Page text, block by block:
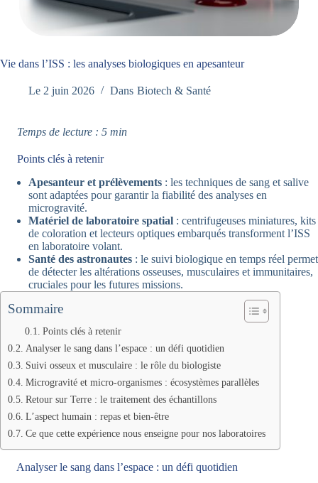
Vie dans l’ISS : les analyses biologiques en apesanteur
Le 2 juin 2026 Dans Biotech & Santé
Temps de lecture : 5 min
Points clés à retenir
Apesanteur et prélèvements : les techniques de sang et salive
sont adaptées pour garantir la fiabilité des analyses en
microgravité.
Matériel de laboratoire spatial : centrifugeuses miniatures, kits
de coloration et lecteurs optiques embarqués transforment l’ISS
en laboratoire volant.
Santé des astronautes : le suivi biologique en temps réel permet
de détecter les altérations osseuses, musculaires et immunitaires,
cruciales pour les futures missions.
Sommaire
Points clés à retenir
Analyser le sang dans l’espace : un défi quotidien
Suivi osseux et musculaire : le rôle du biologiste
Microgravité et micro-organismes : écosystèmes parallèles
Retour sur Terre : le traitement des échantillons
L’aspect humain : repas et bien-être
Ce que cette expérience nous enseigne pour nos laboratoires
Analyser le sang dans l’espace : un défi quotidien